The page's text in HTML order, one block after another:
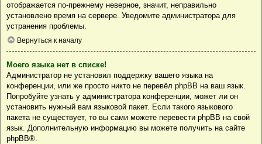
отображается по-прежнему неверное, значит, неправильно
установлено время на сервере. Уведомите администратора для
устранения проблемы.
Вернуться к началу
Моего языка нет в списке!
Администратор не установил поддержку вашего языка на
конференции, или же просто никто не перевёл phpBB на ваш язык.
Попробуйте узнать у администратора конференции, может ли он
установить нужный вам языковой пакет. Если такого языкового
пакета не существует, то вы сами можете перевести phpBB на свой
язык. Дополнительную информацию вы можете получить на сайте
phpBB®.